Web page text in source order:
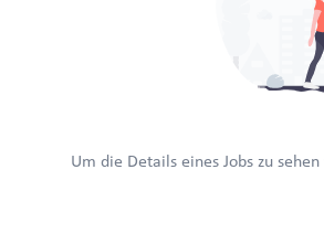
Um die Details eines Jobs zu